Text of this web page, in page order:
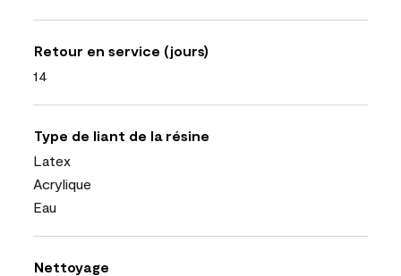
Retour en service (jours)
14
Type de liant de la résine
Latex
Acrylique
Eau
Nettoyage